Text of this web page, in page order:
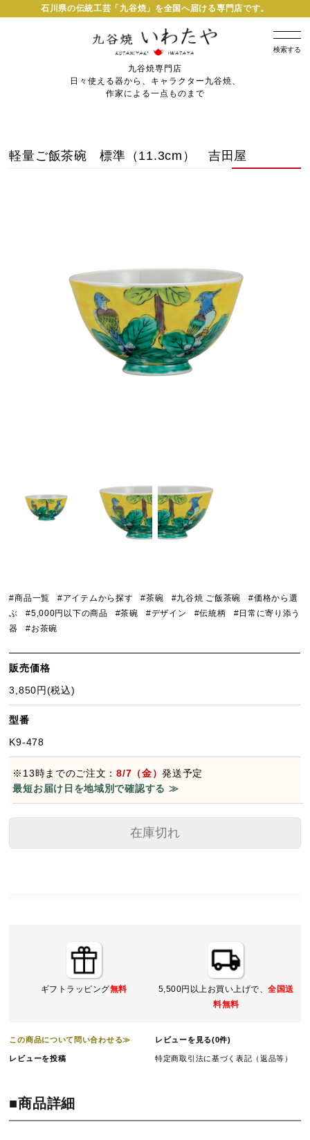
石川県の伝統工芸「九谷焼」を全国へ届ける専門店です。
検索する
九谷焼専門店
日々使える器から、キャラクター九谷焼、
作家による一点ものまで
軽量ご飯茶碗 標準（11.3cm） 吉田屋
#商品一覧 #アイテムから探す #茶碗 #九谷焼 ご飯茶碗
#価格から選
ぶ
#5,000円以下の商品 #茶碗 #デザイン #伝統柄
#日常に寄り添う
器
#お茶碗
販売価格
3,850円(税込)
型番
K9-478
※13時までのご注文：8/7（金）発送予定
最短お届け日を地域別で確認する ≫
在庫切れ
ギフトラッピング無料 5,500円以上お買い上げで、全国送
料無料
この商品について問い合わせる≫ レビューを見る(0件)
レビューを投稿 特定商取引法に基づく表記（返品等）
■商品詳細